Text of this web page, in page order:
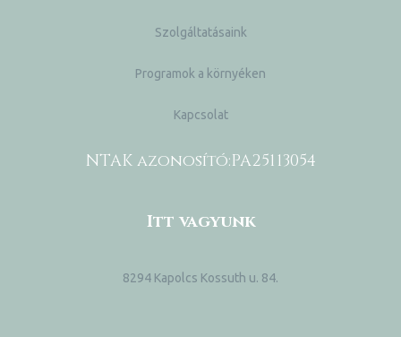
Szolgáltatásaink
Programok a környéken
Kapcsolat
NTAK azonosító:PA25113054
Itt vagyunk
8294 Kapolcs Kossuth u. 84.